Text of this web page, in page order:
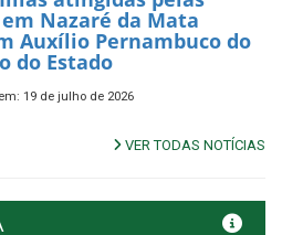
Nazaré da Mata
Auxílio Pernambuco do
do Estado
19 de julho de 2026
VER TODAS NOTÍCIAS